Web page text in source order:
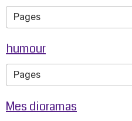
humour
Mes dioramas